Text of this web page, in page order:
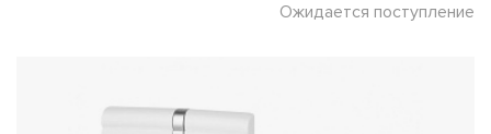
Ожидается поступление